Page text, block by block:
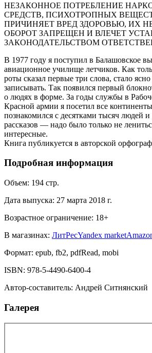
НЕЗАКОННОЕ ПОТРЕБЛЕНИЕ
СРЕДСТВ, ПСИХОТРОПНЫХ
ПРИЧИНЯЕТ ВРЕД ЗДОРОВЬЮ, ИХ
ОБОРОТ ЗАПРЕЩЕН И ВЛЕЧЕТ
ЗАКОНОДАТЕЛЬСТВОМ
В 1977 году я поступил в Балашовское
авиационное училище летчиков. Как
роты сказал первые три слова, стало
записывать. Так появился первый
о людях в форме. За годы службы в
Красной армии я посетил все
познакомился с десятками тысяч людей
рассказов — надо было только не
интересные.
Книга публикуется в авторской
Подробная информация
Объем: 194 стр.
Дата выпуска: 27 марта 2018 г.
Возрастное ограничение: 18+
В магазинах: ЛитРесYandex market
Формат: epub, fb2, pdfRead, mobi
ISBN: 978-5-4490-6400-4
Автор-составитель: Андрей Ситнянский
Галерея